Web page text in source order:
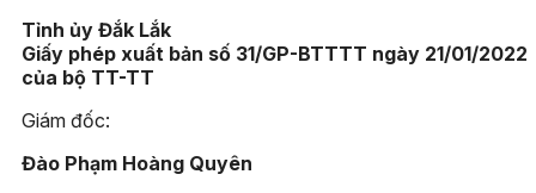
Tỉnh ủy Đắk Lắk
Giấy phép xuất bản số 31/GP-BTTTT ngày 21/01/2022
của bộ TT-TT
Giám đốc:
Đào Phạm Hoàng Quyên